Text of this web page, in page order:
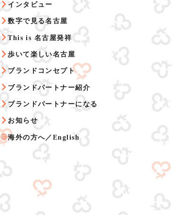
インタビュー
数字で見る名古屋
This is 名古屋発祥
歩いて楽しい名古屋
ブランドコンセプト
ブランドパートナー紹介
ブランドパートナーになる
お知らせ
海外の方へ／English